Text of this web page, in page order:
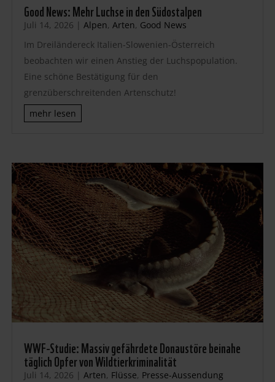
Good News: Mehr Luchse in den Südostalpen
Juli 14, 2026 | Alpen, Arten, Good News
Im Dreiländereck Italien-Slowenien-Österreich
beobachten wir einen Anstieg der Luchspopulation.
Eine schöne Bestätigung für den
grenzüberschreitenden Artenschutz!
mehr lesen
WWF-Studie: Massiv gefährdete Donaustöre beinahe
täglich Opfer von Wildtierkriminalität
Juli 14, 2026 | Arten, Flüsse, Presse-Aussendung